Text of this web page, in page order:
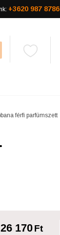
+3620 987 8786
férfi parfümszett
26 170Ft